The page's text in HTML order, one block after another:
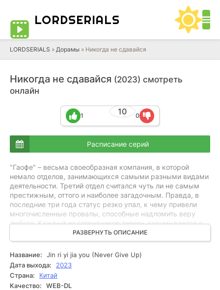
LORDSERIALS
LORDSERIALS » Дорамы » Никогда не сдавайся
Никогда не сдавайся (2023) смотреть
онлайн
10
1 0
Расписание серий
"Гаофе" – весьма своеобразная компания, в которой
немало отделов, занимающихся самыми разными видами
деятельности. Третий отдел считался чуть ли не самым
престижным, оттого и наиболее загадочным. Правда, в
последние три года статус резко упал, к чему привели
многочисленные провалы, способные надломить веру
любого. Каждый из сотрудников теперь задумывается о
будущем, каждый трактует жизнь по-своему. Главные
действующие лица прочно связали свои жизни с работой,
не представляя даже, что делать дальше и как
действовать в скором времени. Провокация заместителя
директора и повышение конкуренции не ломает дух, а
только раззадоривает персонажей!
РАЗВЕРНУТЬ ОПИСАНИЕ
Название:
Jin ri yi jia you (Never Give Up)
Дата выхода:
2023
Страна:
Китай
Качество:
WEB-DL